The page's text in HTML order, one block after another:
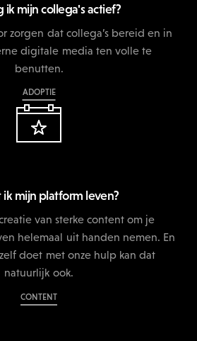
ik mijn collega's actief?
zorgen dat collega’s bereid en in
digitale media ten volle te
benutten.
ADOPTIE
ik mijn platform leven?
van sterke content om je
helemaal uit handen nemen. En
doet met onze hulp kan dat
natuurlijk ook.
CONTENT